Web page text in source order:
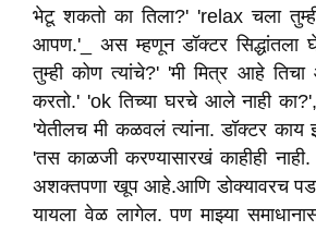
भेटू शकतो का तिला?' 'relax चला
आपण.'_ अस म्हणून डॉक्टर
तुम्ही कोण त्यांचे?' 'मी मित्र आहे
करतो.' 'ok तिच्या घरचे आले नाही का?',
'येतीलच मी कळवलं त्यांना. डॉक्टर काय
'तस काळजी करण्यासारखं काहीही
अशक्तपणा खूप आहे.आणि डोक्यावरच
यायला वेळ लागेल. पण माझ्या